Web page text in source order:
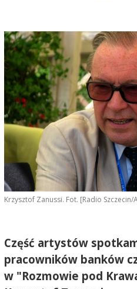
Krzysztof Zanussi. Fot. [Radio Szczecin/
Część artystów
pracowników banków
w "Rozmowie pod